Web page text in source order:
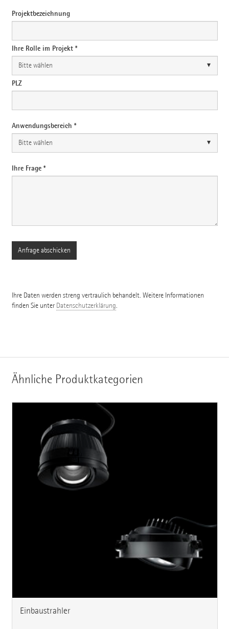
Projektbezeichnung
Ihre Rolle im Projekt *
PLZ
Anwendungsbereich *
Ihre Frage *
Ihre Daten werden streng vertraulich behandelt. Weitere Informationen
finden Sie unter Datenschutzerklärung.
Ähnliche Produktkategorien
Einbaustrahler